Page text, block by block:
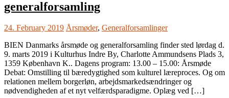
generalforsamling
24. February 2019 Årsmøder, Generalforsamlinger
BIEN Danmarks årsmøde og generalforsamling finder sted lørdag d.
9. marts 2019 i Kulturhus Indre By, Charlotte Ammundsens Plads 3,
1359 København K.. Dagens program: 13.00 – 15.00: Årsmøde
Debat: Omstilling til bæredygtighed som kulturel læreproces. Og om
relationen mellem borgerløn, arbejdsmarkedsændringer og
nødvendigheden af et nyt velfærdsparadigme. Oplæg ved […]